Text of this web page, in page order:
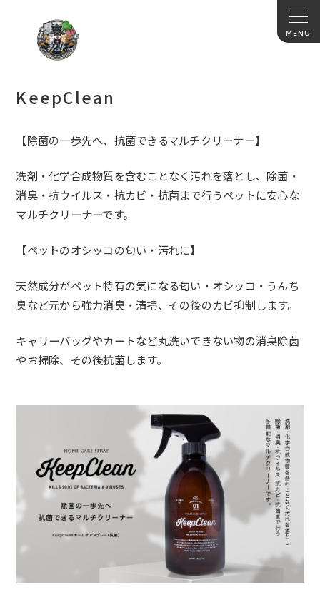
KeepClean
【除菌の一歩先へ、抗菌できるマルチクリーナー】
洗剤・化学合成物質を含むことなく汚れを落とし、除菌・
消臭・抗ウイルス・抗カビ・抗菌まで行うペットに安心な
マルチクリーナーです。
【ペットのオシッコの匂い・汚れに】
天然成分がペット特有の気になる匂い・オシッコ・うんち
臭など元から強力消臭・清掃、その後のカビ抑制します。
キャリーバッグやカートなど丸洗いできない物の消臭除菌
やお掃除、その後抗菌します。